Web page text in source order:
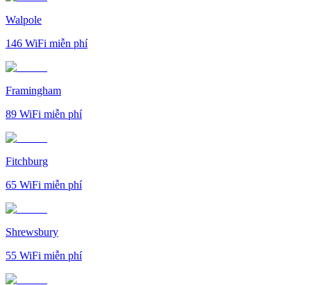
Walpole
146 WiFi miễn phí
Framingham
89 WiFi miễn phí
Fitchburg
65 WiFi miễn phí
Shrewsbury
55 WiFi miễn phí